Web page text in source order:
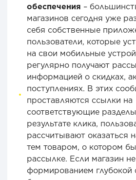
обеспечения –
магазинов сегодня уже
себя собственные
пользователи, которые
на свои мобильные
регулярно получают
информацией о скидках,
поступлениях. В этих
проставляются ссылки на
соответствующие
результате клика,
рассчитывают оказаться
тем товаром, о котором
рассылке. Если магазин
формированием глубокой